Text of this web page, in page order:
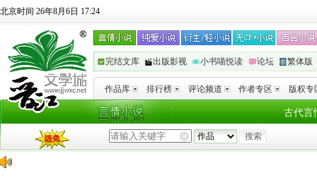
北京时间 26年8月6日 17:24
完结文库 出版影视 小书喵悦读 论坛 繁体版
作品库 排行榜 评论频道 作者专区 版权专
古代言